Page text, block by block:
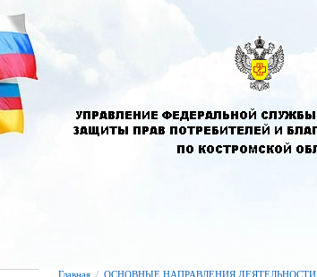
Главная / ОСНОВНЫЕ НАПРАВЛЕНИЯ ДЕЯТЕЛЬНОСТИ